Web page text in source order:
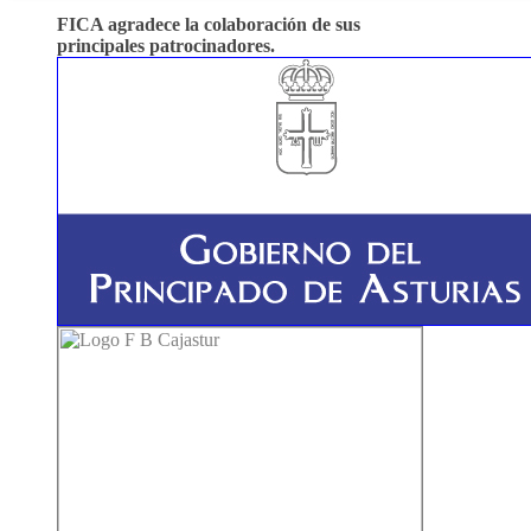
FICA agradece la colaboración de sus
principales patrocinadores.